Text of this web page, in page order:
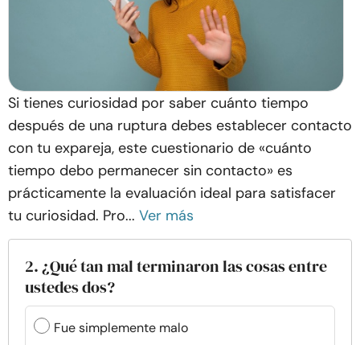
Si tienes curiosidad por saber cuánto tiempo
después de una ruptura debes establecer contacto
con tu expareja, este cuestionario de «cuánto
tiempo debo permanecer sin contacto» es
prácticamente la evaluación ideal para satisfacer
tu curiosidad. Pro... Ver más
2. ¿Qué tan mal terminaron las cosas entre
ustedes dos?
Fue simplemente malo